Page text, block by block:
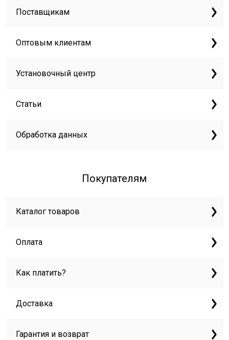
Поставщикам
Оптовым клиентам
Установочный центр
Статьи
Обработка данных
Покупателям
Каталог товаров
Оплата
Как платить?
Доставка
Гарантия и возврат